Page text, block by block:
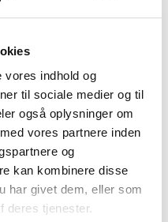
vores indhold og
til sociale medier og til
også oplysninger om
vores partnere inden
og
kan kombinere disse
har givet dem, eller som
deres tjenester.
(30 min. i Kbh)
kendte
udvalg af kendte
og andre spændende
fast lav pris.